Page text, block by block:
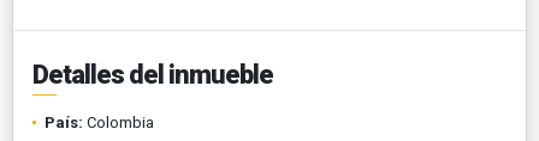
Detalles del inmueble
País: Colombia